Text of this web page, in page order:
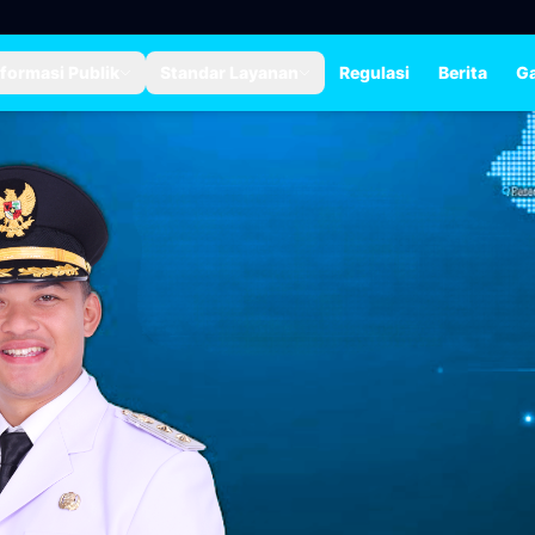
Regulasi Berita